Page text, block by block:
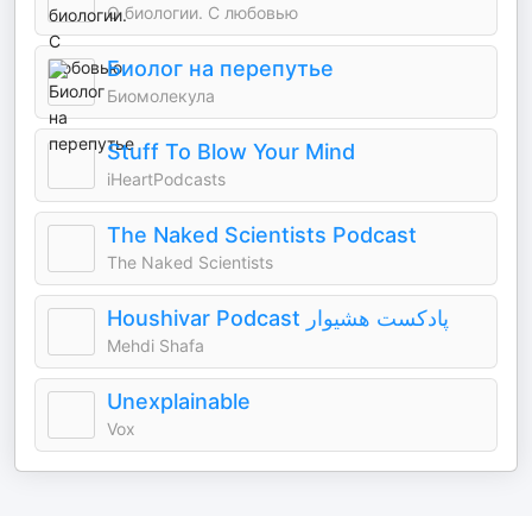
О биологии. С любовью
Биолог на перепутье
Биомолекула
Stuff To Blow Your Mind
iHeartPodcasts
The Naked Scientists Podcast
The Naked Scientists
Houshivar Podcast پادکست هشیوار
Mehdi Shafa
Unexplainable
Vox